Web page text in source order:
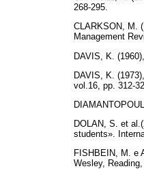
268-295.
CLARKSON, M.
Management
DAVIS, K.
DAVIS, K.
vol.16, pp. 312-
DOLAN, S. et
students».
FISHBEIN, M. e
Wesley,